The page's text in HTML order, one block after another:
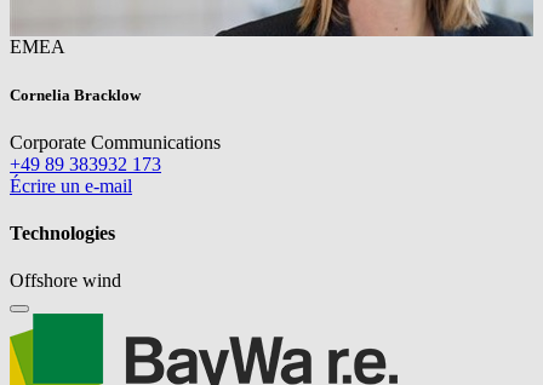
EMEA
Cornelia Bracklow
Corporate Communications
+49 89 383932 173
Écrire un e-mail
Technologies
Offshore wind